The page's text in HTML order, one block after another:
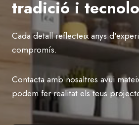
tradició i
Cada detall reflecteix anys
compromís.
Contacta amb nosaltres avui
podem fer realitat els teus